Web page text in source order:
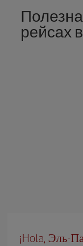
рейсах
¡Hola, Эль-